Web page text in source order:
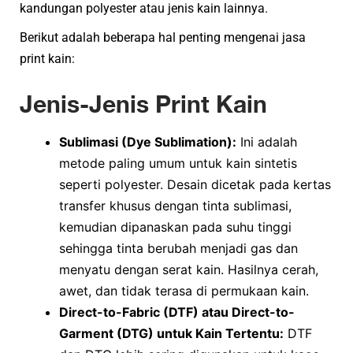
kandungan polyester atau jenis kain lainnya.​
Berikut adalah beberapa hal penting mengenai jasa
print kain:
Jenis-Jenis Print Kain
Sublimasi (Dye Sublimation): Ini adalah
metode paling umum untuk kain sintetis
seperti polyester. Desain dicetak pada kertas
transfer khusus dengan tinta sublimasi,
kemudian dipanaskan pada suhu tinggi
sehingga tinta berubah menjadi gas dan
menyatu dengan serat kain. Hasilnya cerah,
awet, dan tidak terasa di permukaan kain.
Direct-to-Fabric (DTF) atau Direct-to-
Garment (DTG) untuk Kain Tertentu: DTF